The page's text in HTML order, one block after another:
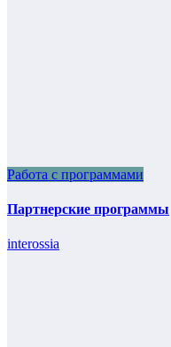
Работа с программами
Партнерские программы
interossia